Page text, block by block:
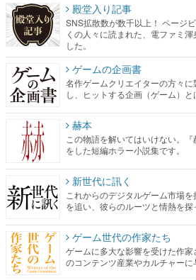
殿堂入り記事
SNS拡散数が数千以上！ ページ
くの人々に読まれた、電ファミ渾
した。
ゲームの企画書
名作ゲームクリエイターの方々
し、ヒットする企画（ゲーム）と
赫本
この物語を解いてはいけない。
をした短編ホラー小説集です。
新世代に訊く
これからのデジタルゲーム市場
を追い、彼らのルーツと情熱を探
ゲーム世代の作家たち
ゲームに多大な影響を受けた作
のコンテンツ産業やカルチャーに